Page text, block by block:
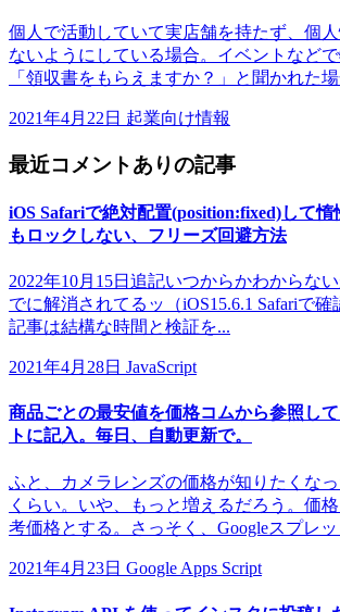
個人で活動していて実店舗を持たず、個
ないようにしている場合。イベントなど
「領収書をもらえますか？」と聞かれた
2021年4月22日 起業向け情報
最近コメントありの記事
iOS Safariで絶対配置(position:fixed)して
もロックしない、フリーズ回避方法
2022年10月15日追記いつからかわからな
でに解消されてるッ（iOS15.6.1 Safariで
記事は結構な時間と検証を...
2021年4月28日 JavaScript
商品ごとの最安値を価格コムから参照し
トに記入。毎日、自動更新で。
ふと、カメラレンズの価格が知りたくな
くらい。いや、もっと増えるだろう。価
考価格とする。さっそく、Googleスプレ
2021年4月23日 Google Apps Script